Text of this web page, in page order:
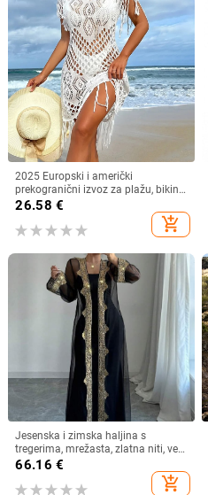
2025 Europski i američki
prekogranični izvoz za plažu, bikini
kupaći kostim s resicama, čista
26.58 €
add_shopping_cart
Jesenska i zimska haljina s
tregerima, mrežasta, zlatna niti, vez,
jakna, kardigan, dvodijelna haljina,
66.16 €
add_shopping_cart